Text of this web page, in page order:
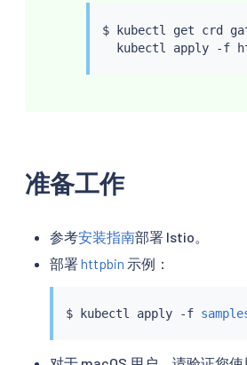
$ kubectl
get crd
kubectl
准备工作
参考安装指南部署 Istio。
部署httpbin 示例：
$ kubectl apply -f